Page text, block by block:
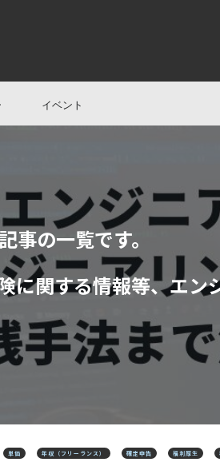
イベント
の一覧です。
に関する情報等、エ
単価 年収（フリーランス） 確定申告 福利厚生